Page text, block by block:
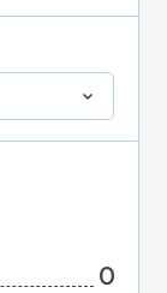
0